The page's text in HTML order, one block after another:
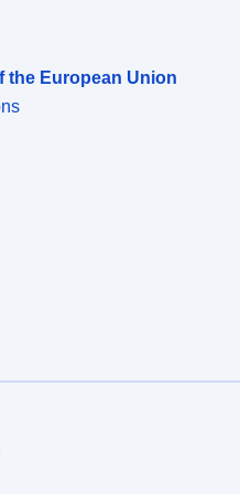
χρήστης έχει την ευθύνη
(metadata) και της
που συνοδεύουν
προτού προχωρήσει
the European Union